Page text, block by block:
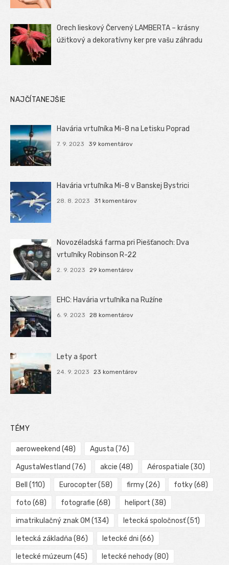
Orech lieskový Červený LAMBERTA – krásny
úžitkový a dekoratívny ker pre vašu záhradu
NAJČÍTANEJŠIE
Havária vrtuľníka Mi-8 na Letisku Poprad
7. 9. 2023 39 komentárov
Havária vrtuľníka Mi-8 v Banskej Bystrici
28. 8. 2023 31 komentárov
Novozéladská farma pri Piešťanoch: Dva
vrtuľníky Robinson R-22
2. 9. 2023 29 komentárov
EHC: Havária vrtuľníka na Ružíne
6. 9. 2023 28 komentárov
Lety a šport
24. 9. 2023 23 komentárov
TÉMY
aeroweekend (48) Agusta (76)
AgustaWestland (76) akcie (48) Aérospatiale (30)
Bell (110) Eurocopter(58) firmy(26) fotky(68)
foto (68) fotografie (68) heliport (38)
imatrikulačný znak OM (134) letecká spoločnosť(51)
letecká základňa (86) letecké dni (66)
letecké múzeum (45) letecké nehody(80)